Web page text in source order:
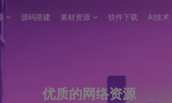
源码搭建 素材资源 软件下载 AI技术
优质的网络资源